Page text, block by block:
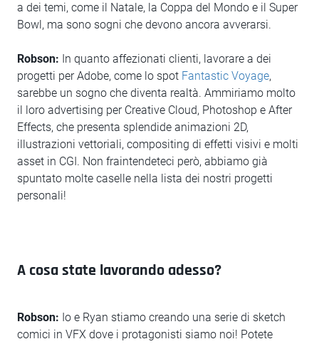
a dei temi, come il Natale, la Coppa del Mondo e il Super
Bowl, ma sono sogni che devono ancora avverarsi.
Robson: In quanto affezionati clienti, lavorare a dei
progetti per Adobe, come lo spot Fantastic Voyage,
sarebbe un sogno che diventa realtà. Ammiriamo molto
il loro advertising per Creative Cloud, Photoshop e After
Effects, che presenta splendide animazioni 2D,
illustrazioni vettoriali, compositing di effetti visivi e molti
asset in CGI. Non fraintendeteci però, abbiamo già
spuntato molte caselle nella lista dei nostri progetti
personali!
A cosa state lavorando adesso?
Robson: Io e Ryan stiamo creando una serie di sketch
comici in VFX dove i protagonisti siamo noi! Potete